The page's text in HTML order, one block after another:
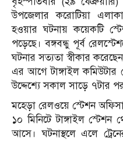
উপ‌জেলার ক‌রো‌টিয়া
হওয়ার ঘটনায় ক‌য়েক‌টি
প‌ড়ে‌ছে। বঙ্গবন্ধু পূর্ব
ঘটনার সত্যতা স্বীকার
এর আগে টাঙ্গাইল ক‌মিউটার
উদ্দে‌শ্যে সকাল সা‌ড়ে ৭টার
মহেড়া রেলওয়ে স্টেশন
১০ মিনিটে টাঙ্গাইল স্টেশন
আসে। ঘটনাস্থলে এলে